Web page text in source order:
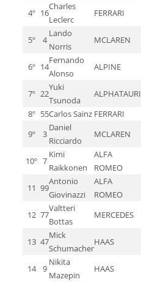
4º 16
Charles
Leclerc
FERRARI
5º 4
Lando
Norris
MCLAREN
6º 14
Fernando
Alonso
ALPINE
7º 22
Yuki
Tsunoda
ALPHATAURI
8º 55Carlos Sainz FERRARI
9º
3
Daniel
Ricciardo
MCLAREN
10º 7
Kimi
Raikkonen
ALFA
ROMEO
11 99
Antonio
Giovinazzi
ALFA
ROMEO
12 77
Valtteri
Bottas
MERCEDES
13 47
Mick
Schumacher
HAAS
14 9
Nikita
Mazepin
HAAS